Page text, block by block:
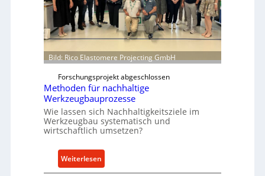
m
w
e
i
t
e
r
s
N
w
ü
h
r
t
A
a
Bild: Rico Elastomere Projecting GmbH
Forschungsprojekt abgeschlossen
Methoden für nachhaltige
Werkzeugbauprozesse
Wie lassen sich Nachhaltigkeitsziele im
Werkzeugbau systematisch und
wirtschaftlich umsetzen?
Weiterlesen:
M